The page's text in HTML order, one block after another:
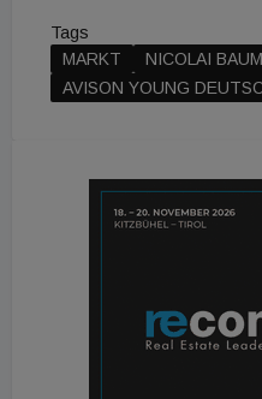
Tags
MARKT
NICOLAI
AVISON YOUNG